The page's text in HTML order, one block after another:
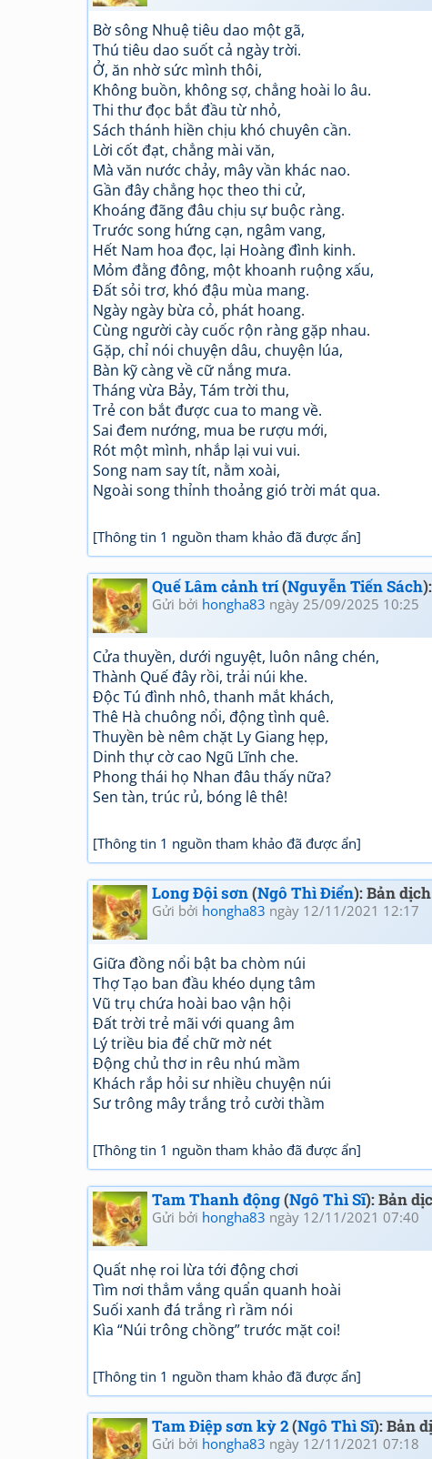
Bờ sông Nhuệ tiêu dao một gã,
Thú tiêu dao suốt cả ngày trời.
Ở, ăn nhờ sức mình thôi,
Không buồn, không sợ, chẳng hoài lo âu.
Thi thư đọc bắt đầu từ nhỏ,
Sách thánh hiền chịu khó chuyên cần.
Lời cốt đạt, chẳng mài văn,
Mà văn nước chảy, mây vần khác nao.
Gần đây chẳng học theo thi cử,
Khoáng đãng đâu chịu sự buộc ràng.
Trước song hứng cạn, ngâm vang,
Hết Nam hoa đọc, lại Hoàng đình kinh.
Mỏm đằng đông, một khoanh ruộng xấu,
Đất sỏi trơ, khó đậu mùa mang.
Ngày ngày bừa cỏ, phát hoang.
Cùng người cày cuốc rộn ràng gặp nhau.
Gặp, chỉ nói chuyện dâu, chuyện lúa,
Bàn kỹ càng về cữ nắng mưa.
Tháng vừa Bảy, Tám trời thu,
Trẻ con bắt được cua to mang về.
Sai đem nướng, mua be rượu mới,
Rót một mình, nhắp lại vui vui.
Song nam say tít, nằm xoài,
Ngoài song thỉnh thoảng gió trời mát qua.
[Thông tin 1 nguồn tham khảo đã được ẩn]
Quế Lâm cảnh trí(Nguyễn Tiến Sách
Gửi bởi hongha83 ngày 25/09/2025 10:25
Cửa thuyền, dưới nguyệt, luôn nâng chén,
Thành Quế đây rồi, trải núi khe.
Độc Tú đình nhô, thanh mắt khách,
Thê Hà chuông nổi, động tình quê.
Thuyền bè nêm chặt Ly Giang hẹp,
Dinh thự cờ cao Ngũ Lĩnh che.
Phong thái họ Nhan đâu thấy nữa?
Sen tàn, trúc rủ, bóng lê thê!
[Thông tin 1 nguồn tham khảo đã được ẩn]
Long Đội sơn(Ngô Thì Điển): Bản
Gửi bởi hongha83 ngày 12/11/2021 12:17
Giữa đồng nổi bật ba chòm núi
Thợ Tạo ban đầu khéo dụng tâm
Vũ trụ chứa hoài bao vận hội
Đất trời trẻ mãi với quang âm
Lý triều bia để chữ mờ nét
Động chủ thơ in rêu nhú mầm
Khách rắp hỏi sư nhiều chuyện núi
Sư trông mây trắng trỏ cười thầm
[Thông tin 1 nguồn tham khảo đã được ẩn]
Tam Thanh động(Ngô Thì Sĩ): Bản
Gửi bởi hongha83 ngày 12/11/2021 07:40
Quất nhẹ roi lừa tới động chơi
Tìm nơi thẳm vắng quẩn quanh hoài
Suối xanh đá trắng rì rầm nói
Kìa “Núi trông chồng” trước mặt coi!
[Thông tin 1 nguồn tham khảo đã được ẩn]
Tam Điệp sơn kỳ 2(Ngô Thì Sĩ): Bản
Gửi bởi hongha83 ngày 12/11/2021 07:18